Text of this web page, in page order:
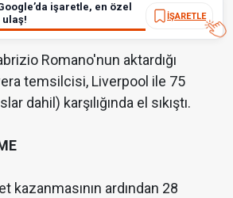
işaretle, en özel
ulaş!
İŞARETLE
Romano'nun aktardığı
temsilcisi, Liverpool ile 75
dahil) karşılığında el sıkıştı.
kazanmasının ardından 28